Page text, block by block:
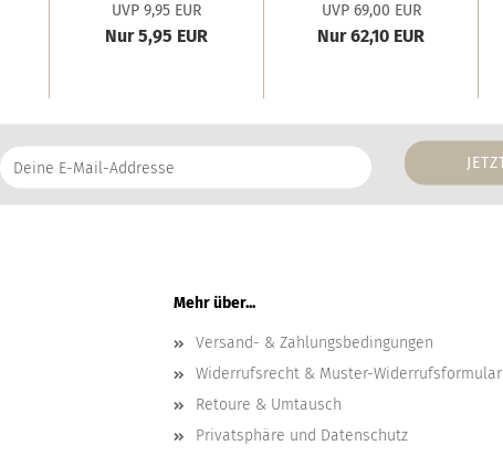
UVP 9,95 EUR
Nur 5,95 EUR
UVP 69,00 EUR
Nur 62,10 EUR
Deine
E-
Mehr über...
Versand- & Zahlungsbedingungen
Widerrufsrecht & Muster-Widerrufsformular
Retoure & Umtausch
Privatsphäre und Datenschutz